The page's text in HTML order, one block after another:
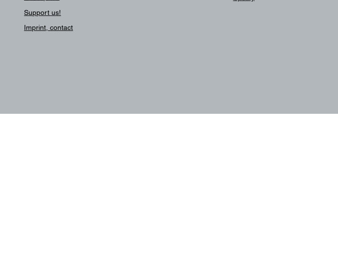
Support us!
Imprint, contact